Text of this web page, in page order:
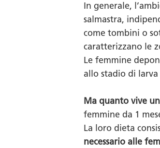
In generale,
salmastra,
come tombini o
caratterizzano le
Le femmine
allo stadio di
Ma quanto vive
femmine da 1
La loro dieta
necessario alle